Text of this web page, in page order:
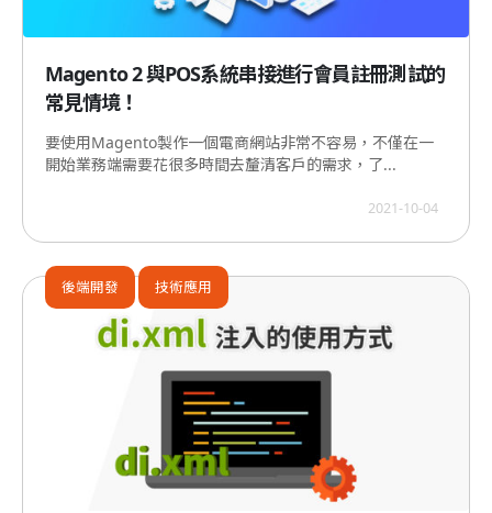
Magento 2 與POS系統串接進行會員註冊測試的
常見情境！
要使用Magento製作一個電商網站非常不容易，不僅在一
開始業務端需要花很多時間去釐清客戶的需求，了...
2021-10-04
後端開發 技術應用